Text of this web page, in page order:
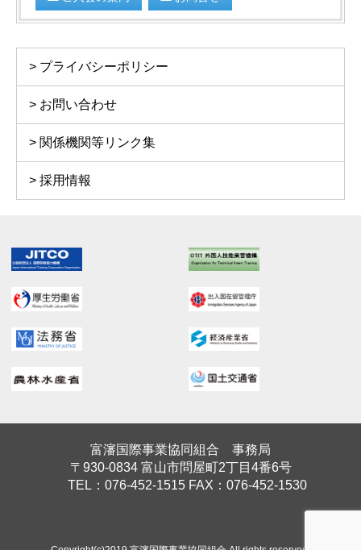
プライバシーポリシー
お問い合わせ
関係機関等リンク集
採用情報
富瀋国際事業協同組合 事務局
〒930-0834 富山市問屋町2丁目4番6号
TEL：076-452-1515 FAX：076-452-1530